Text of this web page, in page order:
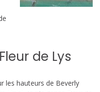
de Lys
les hauteurs de Beverly